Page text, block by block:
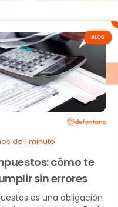
de 1 minuto
cómo te
sin errores
es una obligación